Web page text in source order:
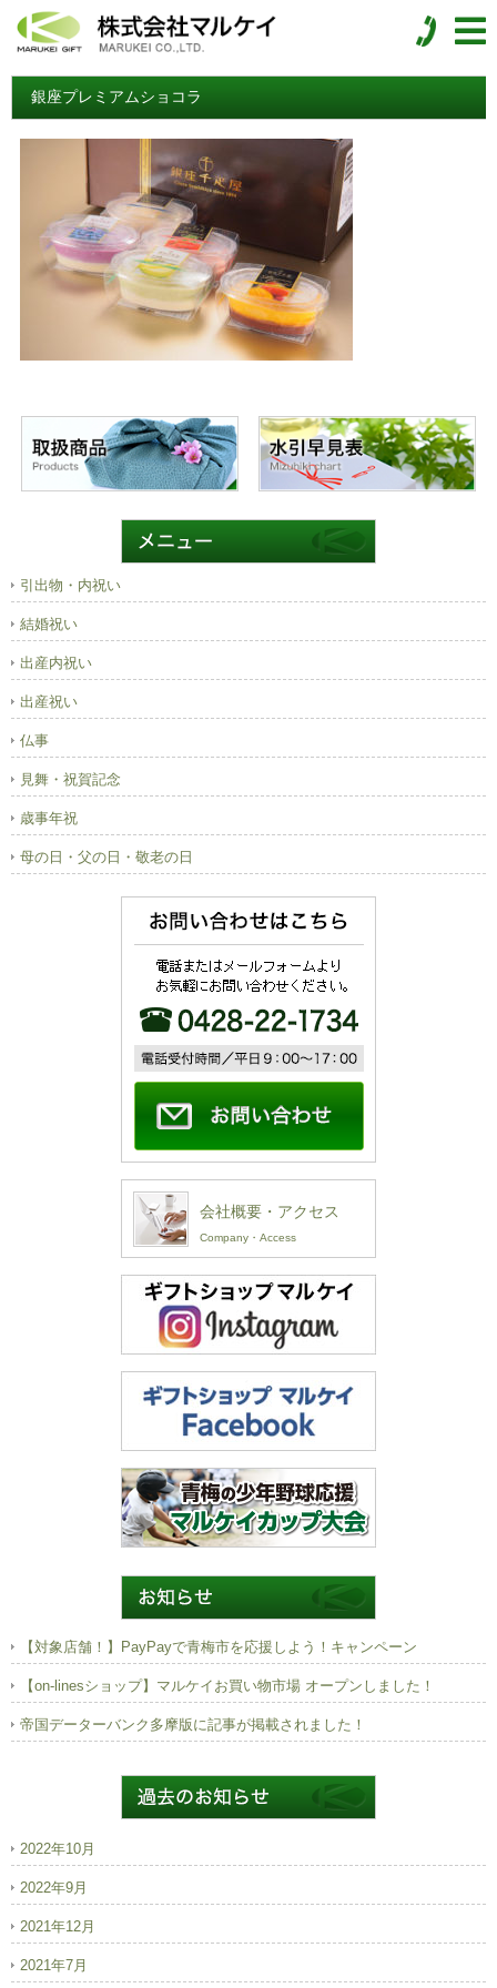
銀座プレミアムショコラ
引出物・内祝い
結婚祝い
出産内祝い
出産祝い
仏事
見舞・祝賀記念
歳事年祝
母の日・父の日・敬老の日
会社概要・アクセス
Company・Access
【対象店舗！】PayPayで青梅市を応援しよう！キャンペーン
【on-linesショップ】マルケイお買い物市場 オープンしました！
帝国データーバンク多摩版に記事が掲載されました！
2022年10月
2022年9月
2021年12月
2021年7月